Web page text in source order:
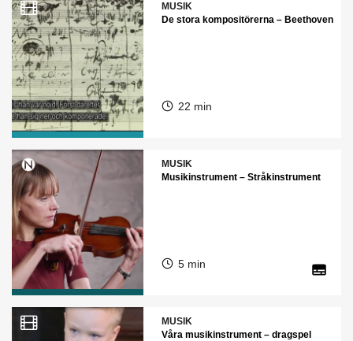
MUSIK
De stora kompositörerna – Beethoven
22 min
MUSIK
Musikinstrument – Stråkinstrument
5 min
MUSIK
Våra musikinstrument – dragspel